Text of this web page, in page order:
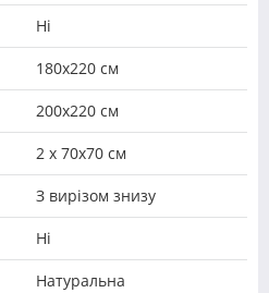
Ні
180х220 см
200х220 см
2 х 70х70 см
З вирізом знизу
Ні
Натуральна